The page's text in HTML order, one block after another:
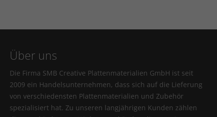
Über uns
Die Firma SMB Creative Plattenmaterialien GmbH ist seit
2009 ein Handelsunternehmen, dass sich auf die Lieferung
von verschiedensten Plattenmaterialien und Zubehör
spezialisiert hat. Zu unseren langjährigen Kunden zählen